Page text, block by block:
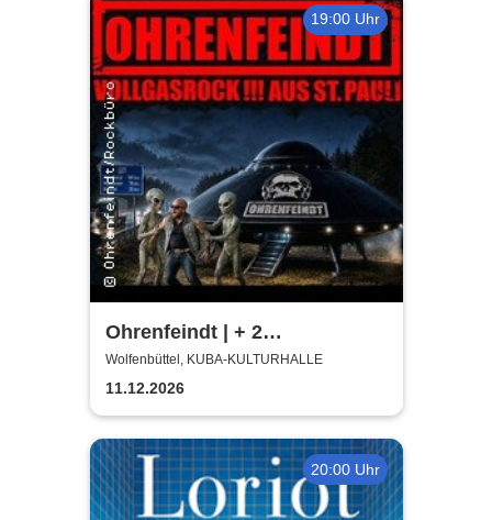
19:00 Uhr
Ohrenfeindt | + 2
Supportbands
Wolfenbüttel, KUBA-KULTURHALLE
11.12.2026
20:00 Uhr